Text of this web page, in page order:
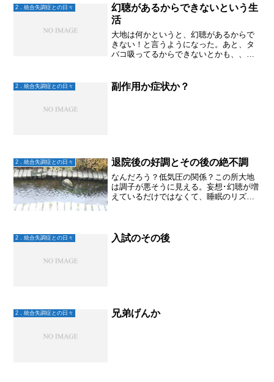
た。大地は常に守護霊...
2．統合失調症との日々
幻聴があるからできないという生
活
大地は何かというと、幻聴があるからで
きない！と言うようになった。あと、タ
バコ吸ってるからできないとかも、、、
（PureLightとすきゾは姉妹グループなの
で、両方の混合の...
2．統合失調症との日々 副作用か症状か？
2．統合失調症との日々 退院後の好調とその後の絶不調
なんだろう？低気圧の関係？この所大地
は調子が悪そうに見える。妄想･幻聴が増
えているだけではなくて、睡眠のリズム
2．統合失調症との日々 入試のその後
2．統合失調症との日々 兄弟げんか